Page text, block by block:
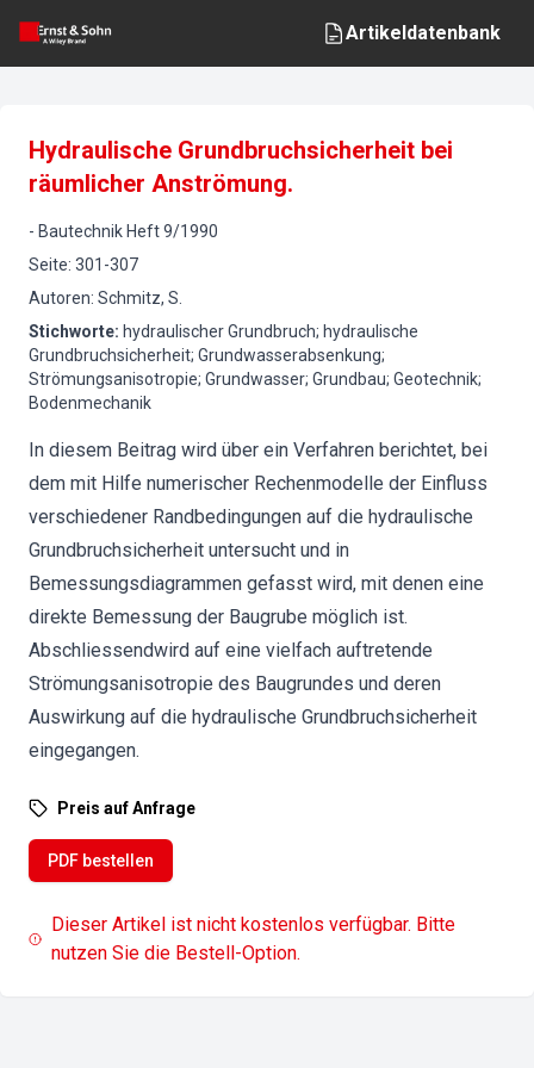
Artikeldatenbank
Hydraulische Grundbruchsicherheit bei
räumlicher Anströmung.
- Bautechnik Heft9/1990
Seite: 301-307
Autoren: Schmitz, S.
Stichworte: hydraulischer Grundbruch; hydraulische
Grundbruchsicherheit; Grundwasserabsenkung;
Strömungsanisotropie; Grundwasser; Grundbau; Geotechnik;
Bodenmechanik
In diesem Beitrag wird über ein Verfahren berichtet, bei
dem mit Hilfe numerischer Rechenmodelle der Einfluss
verschiedener Randbedingungen auf die hydraulische
Grundbruchsicherheit untersucht und in
Bemessungsdiagrammen gefasst wird, mit denen eine
direkte Bemessung der Baugrube möglich ist.
Abschliessendwird auf eine vielfach auftretende
Strömungsanisotropie des Baugrundes und deren
Auswirkung auf die hydraulische Grundbruchsicherheit
eingegangen.
Preis auf Anfrage
PDF bestellen
Dieser Artikel ist nicht kostenlos verfügbar. Bitte
nutzen Sie die Bestell-Option.